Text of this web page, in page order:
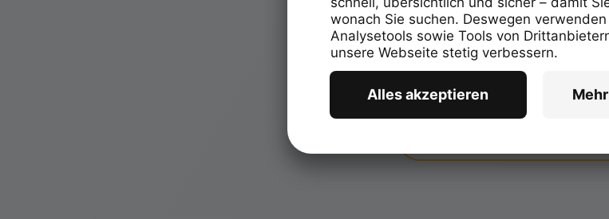
Preise auf Anfrage
ab79,90 €
Monatliche Kosten